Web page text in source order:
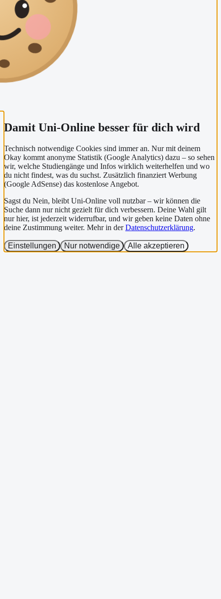
Damit Uni-Online besser für dich wird
Technisch notwendige Cookies sind immer an. Nur mit deinem
Okay kommt anonyme Statistik (Google Analytics) dazu – so sehen
wir, welche Studiengänge und Infos wirklich weiterhelfen und wo
du nicht findest, was du suchst. Zusätzlich finanziert Werbung
(Google AdSense) das kostenlose Angebot.
Sagst du Nein, bleibt Uni-Online voll nutzbar – wir können die
Suche dann nur nicht gezielt für dich verbessern. Deine Wahl gilt
nur hier, ist jederzeit widerrufbar, und wir geben keine Daten ohne
deine Zustimmung weiter. Mehr in der Datenschutzerklärung.
Einstellungen Nur notwendige Alle akzeptieren